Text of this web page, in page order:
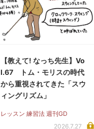
【教えて! なっち先生】Vo
l.67 トム・モリスの時代
から重視されてきた「スウ
ィングリズム」
レッスン 練習法 週刊GD
2026.7.27